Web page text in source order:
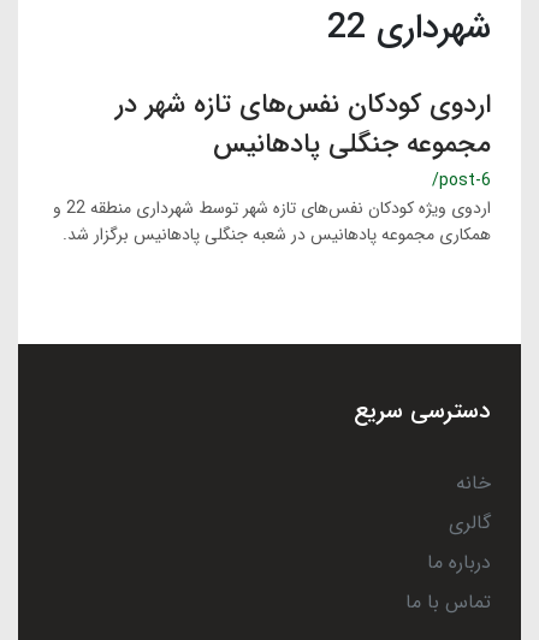
شهرداری 22
اردوی کودکان نفس‌های تازه شهر در
مجموعه جنگلی پادهانیس
/post-6
اردوی ویژه کودکان نفس‌های تازه شهر توسط شهرداری منطقه 22 و
همکاری مجموعه پادهانیس در شعبه جنگلی پادهانیس برگزار شد.
دسترسی سریع
خانه
گالری
درباره ما
تماس با ما